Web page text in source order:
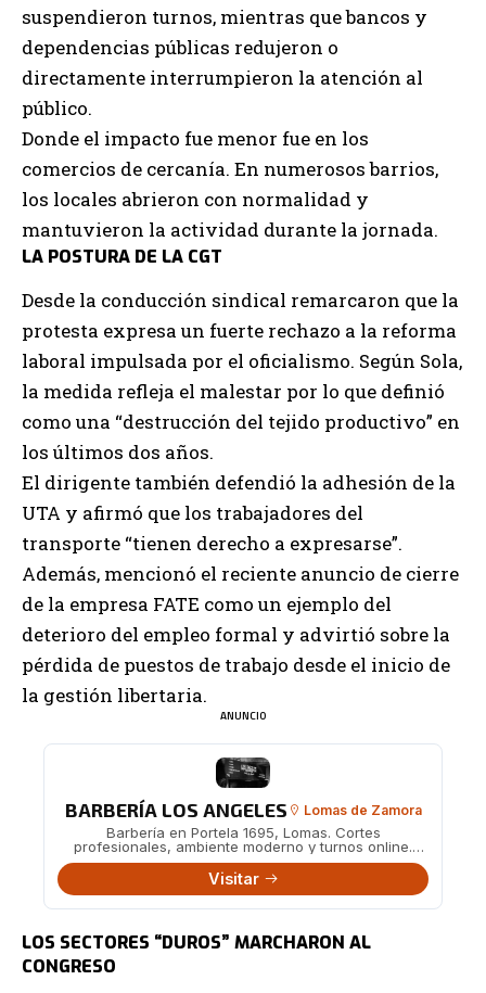
suspendieron turnos, mientras que bancos y
dependencias públicas redujeron o
directamente interrumpieron la atención al
público.
Donde el impacto fue menor fue en los
comercios de cercanía. En numerosos barrios,
los locales abrieron con normalidad y
mantuvieron la actividad durante la jornada.
LA POSTURA DE LA CGT
Desde la conducción sindical remarcaron que la
protesta expresa un fuerte rechazo a la reforma
laboral impulsada por el oficialismo. Según Sola,
la medida refleja el malestar por lo que definió
como una “destrucción del tejido productivo” en
los últimos dos años.
El dirigente también defendió la adhesión de la
UTA y afirmó que los trabajadores del
transporte “tienen derecho a expresarse”.
Además, mencionó el reciente anuncio de cierre
de la empresa FATE como un ejemplo del
deterioro del empleo formal y advirtió sobre la
pérdida de puestos de trabajo desde el inicio de
la gestión libertaria.
ANUNCIO
BARBERÍA LOS ANGELES Lomas de Zamora
Barbería en Portela 1695, Lomas. Cortes
profesionales, ambiente moderno y turnos online.
También en Boedo 482.
Visitar
LOS SECTORES “DUROS” MARCHARON AL
CONGRESO